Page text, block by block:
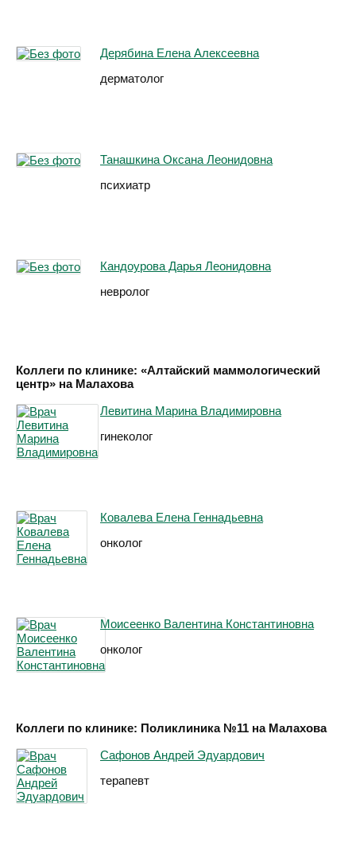
Дерябина Елена Алексеевна
дерматолог
Танашкина Оксана Леонидовна
психиатр
Кандоурова Дарья Леонидовна
невролог
Коллеги по клинике: «Алтайский маммологический
центр» на Малахова
Левитина Марина Владимировна
гинеколог
Ковалева Елена Геннадьевна
онколог
Моисеенко Валентина Константиновна
онколог
Коллеги по клинике: Поликлиника №11 на Малахова
Сафонов Андрей Эдуардович
терапевт